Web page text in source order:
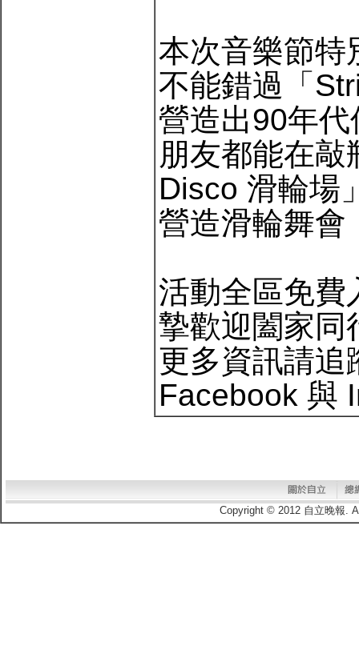
本次音樂節特
不能錯過「
營造出90年
朋友都能在
Disco 滑輪場
營造滑輪舞會
活動全區免費
摯歡迎闔家同
更多資訊請追
Facebook 與
Copyright © 2012 自立晚報.